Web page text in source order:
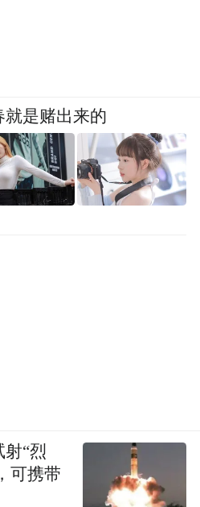
就是赌出来的
“烈
可携带